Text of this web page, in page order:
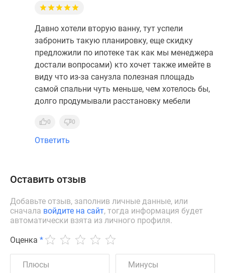
Давно хотели вторую ванну, тут успели
забронить такую планировку, еще скидку
предложили по ипотеке так как мы менеджера
достали вопросами) кто хочет также имейте в
виду что из-за санузла полезная площадь
самой спальни чуть меньше, чем хотелось бы,
долго продумывали расстановку мебели
0 0
Ответить
Оставить отзыв
Добавьте отзыв, заполнив личные данные, или
сначала войдите на сайт, тогда информация будет
автоматически взята из личного профиля.
Оценка *